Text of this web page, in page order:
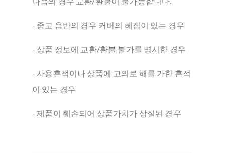
- 중고 음반의 경우 커버의 헤짐이 있는 경우
- 상품 정보에 교환/환불 불가를 명시한 경우
- 사용흔적이나 상품에 고의로 해를 가한 흔적
이 있는 경우
- 제품이 훼손되어 상품가치가 상실된 경우